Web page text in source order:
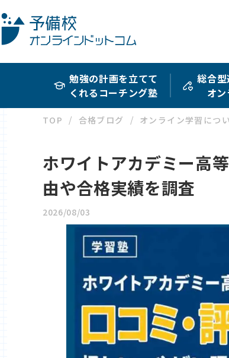
勉強の計画を立てて
くれるコーチング塾
総合
オ
TOP 合格ブログ オンライン学習につ
ホワイトアカデミー高
由や合格実績を調査
2026/08/03